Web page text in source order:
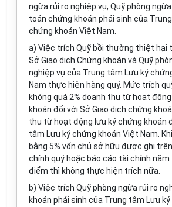
ngừa rủi ro nghiệp vụ, Quỹphòng
toán chứng khoán phái sinh của
chứng khoán Việt Nam.
a) Việc trích Quỹ bồi thường thiệt hại
Sở Giao dịch Chứng khoán và Quỹ
nghiệp vụ của Trung tâm Lưu ký
Nam thực hiện hàng quý. Mức trích
không quá 2% doanh thu từ hoạt độ
khoán đối với Sở Giao dịch chứng
thu từ hoạt động lưu ký chứng khoán
tâm Lưu kýchứng khoán Việt Nam.
bằng 5% vốn chủ sở hữu được ghi
chính quý hoặc báo cáo tài chính
điểm thì không thực hiện trích nữa.
b) Việc trích Quỹ phòng ngừa rủi ro
khoán phái sinh của Trung tâm Lưu